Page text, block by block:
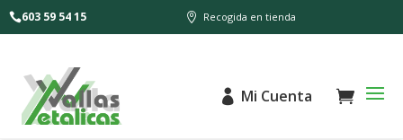
603 59 54 15 Recogida en tienda
Mi Cuenta